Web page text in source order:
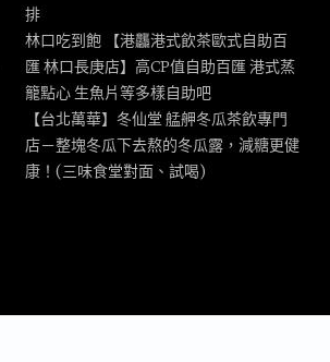
排
林口吃到飽 【港龘港式飲茶歐式自助百
匯 林口長庚店】高CP值自助百匯 港式蒸
籠點心 生魚片等多樣自助吧
【台北萬華】冬仙堂 艋舺冬瓜茶飲專門
店－整塊冬瓜下去熬的冬瓜露，減糖更健
康！(三味食堂對面、試喝)